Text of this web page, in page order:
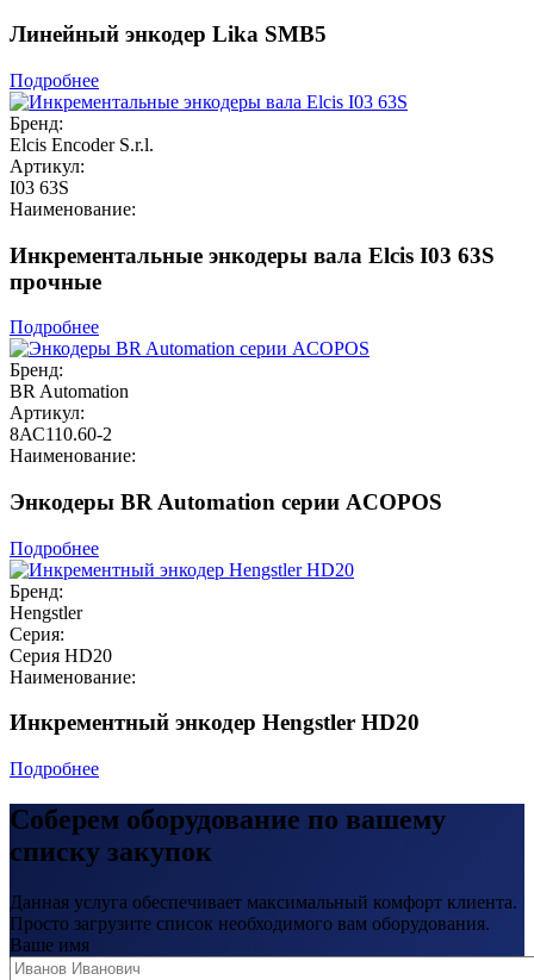
Линейный энкодер Lika SMB5
Подробнее
Бренд:
Elcis Encoder S.r.l.
Артикул:
I03 63S
Наименование:
Инкрементальные энкодеры вала Elcis I03 63S
прочные
Подробнее
Бренд:
BR Automation
Артикул:
8АС110.60-2
Наименование:
Энкодеры BR Automation серии ACOPOS
Подробнее
Бренд:
Hengstler
Серия:
Серия HD20
Наименование:
Инкрементный энкодер Hengstler HD20
Подробнее
Соберем оборудование по вашему
списку закупок
Данная услуга обеспечивает максимальный комфорт клиента.
Просто загрузите список необходимого вам оборудования.
Ваше имя